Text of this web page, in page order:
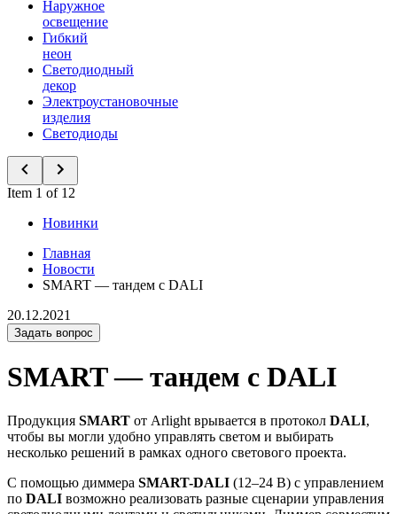
Наружное
освещение
Гибкий
неон
Светодиодный
декор
Электроустановочные
изделия
Светодиоды
Item 1 of 12
Новинки
Главная
Новости
SMART — тандем с DALI
20.12.2021
Задать вопрос
SMART — тандем с DALI
Продукция SMART от Arlight врывается в протокол DALI,
чтобы вы могли удобно управлять светом и выбирать
несколько решений в рамках одного светового проекта.
С помощью диммера SMART-DALI (12–24 В) с управлением
по DALI возможно реализовать разные сценарии управления